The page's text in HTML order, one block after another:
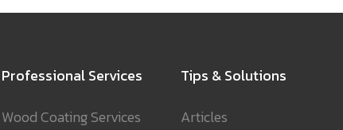
Professional Services
Wood Coating Services
Tips & Solutions
Articles